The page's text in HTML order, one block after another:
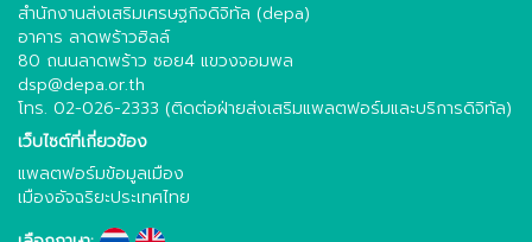
สำนักงานส่งเสริมเศรษฐกิจดิจิทัล (depa)
อาคาร ลาดพร้าวฮิลล์
80 ถนนลาดพร้าว ซอย4 แขวงจอมพล
dsp@depa.or.th
โทร. 02-026-2333 (ติดต่อฝ่ายส่งเสริมแพลตฟอร์มและบริการดิจิทัล)
เว็บไซต์ที่เกี่ยวข้อง
แพลตฟอร์มข้อมูลเมือง
เมืองอัจฉริยะประเทศไทย